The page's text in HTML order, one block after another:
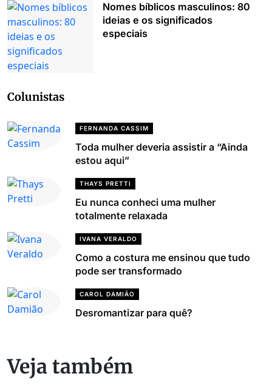
Nomes bíblicos masculinos: 80
ideias e os significados
especiais
Colunistas
FERNANDA CASSIM
Toda mulher deveria assistir a “Ainda
estou aqui”
THAYS PRETTI
Eu nunca conheci uma mulher
totalmente relaxada
IVANA VERALDO
Como a costura me ensinou que tudo
pode ser transformado
CAROL DAMIÃO
Desromantizar para quê?
Veja também